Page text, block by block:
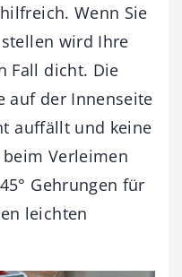
Wenn Sie
stellen wird Ihre
Fall dicht. Die
auf der Innenseite
auffällt und keine
Verleimen
Gehrungen für
leichten